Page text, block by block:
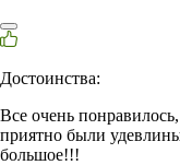
Достоинства:
Все очень
приятно были
большое!!!